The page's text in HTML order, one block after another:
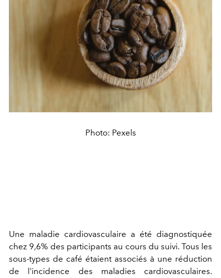
Photo: Pexels
Une maladie cardiovasculaire a été diagnostiquée
chez 9,6% des participants au cours du suivi. Tous les
sous-types de café étaient associés à une réduction
de l'incidence des maladies cardiovasculaires.